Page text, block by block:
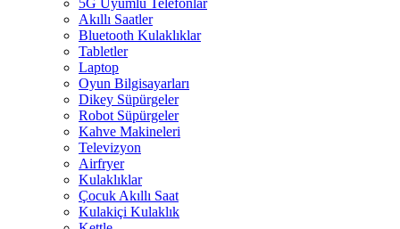
5G Uyumlu Telefonlar
Akıllı Saatler
Bluetooth Kulaklıklar
Tabletler
Laptop
Oyun Bilgisayarları
Dikey Süpürgeler
Robot Süpürgeler
Kahve Makineleri
Televizyon
Airfryer
Kulaklıklar
Çocuk Akıllı Saat
Kulakiçi Kulaklık